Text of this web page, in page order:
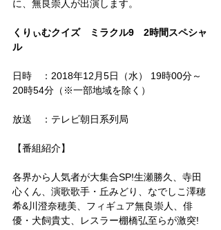
に、無良崇人が出演します。
くりぃむクイズ　ミラクル9　2時間スペシャ
ル
日時　：2018年12月5日（水） 19時00分～
20時54分（※一部地域を除く）
放送　：テレビ朝日系列局
【番組紹介】
各界から人気者が大集合SP!生瀬勝久、寺田
心くん、演歌歌手・丘みどり、なでしこ澤穂
希&川澄奈穂美、フィギュア無良崇人、俳
優・犬飼貴丈、レスラー棚橋弘至らが激突!